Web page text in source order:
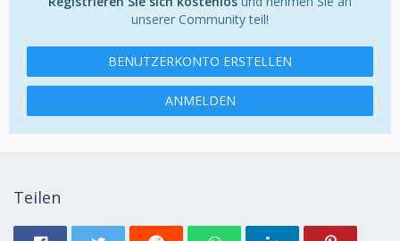
unserer Community teil!
BENUTZERKONTO ERSTELLEN
ANMELDEN
Teilen